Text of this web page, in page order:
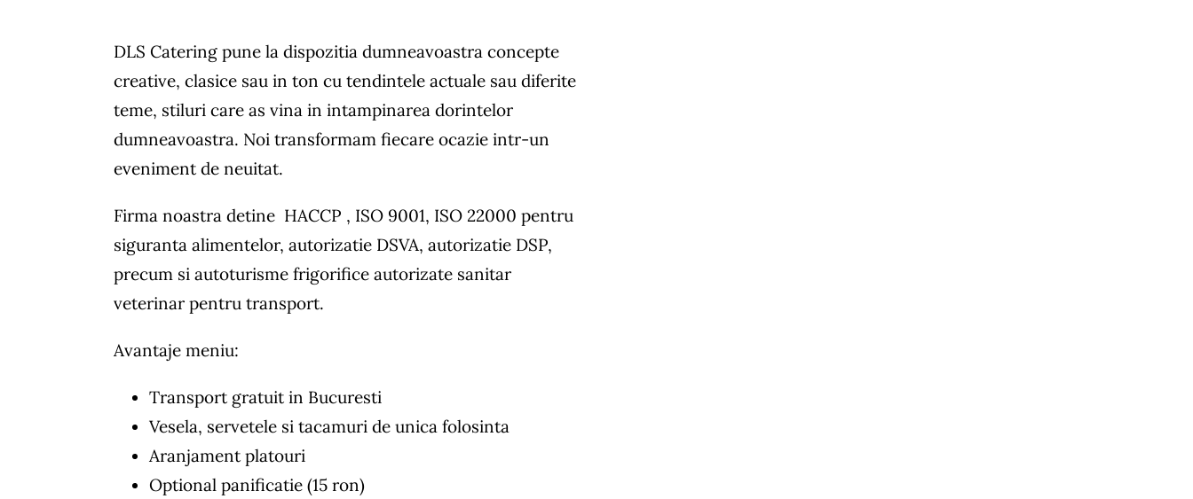
DLS Catering pune la dispozitia dumneavoastra concepte
creative, clasice sau in ton cu tendintele actuale sau diferite
teme, stiluri care as vina in intampinarea dorintelor
dumneavoastra. Noi transformam fiecare ocazie intr-un
eveniment de neuitat.
Firma noastra detine HACCP , ISO 9001, ISO 22000 pentru
siguranta alimentelor, autorizatie DSVA, autorizatie DSP,
precum si autoturisme frigorifice autorizate sanitar
veterinar pentru transport.
Avantaje meniu:
Transport gratuit in Bucuresti
Vesela, servetele si tacamuri de unica folosinta
Aranjament platouri
Optional panificatie (15 ron)